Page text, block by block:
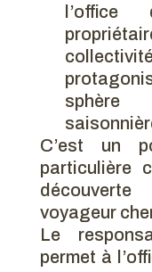
C’est un
particulière
voyageur
Le
permet à